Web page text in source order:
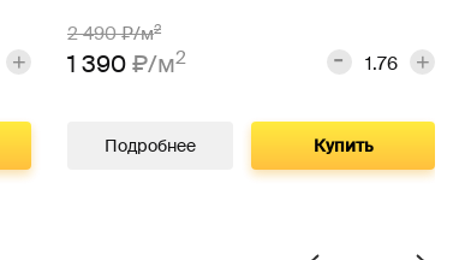
2 490₽/м2
1 390₽/м2
Подробнее Купить